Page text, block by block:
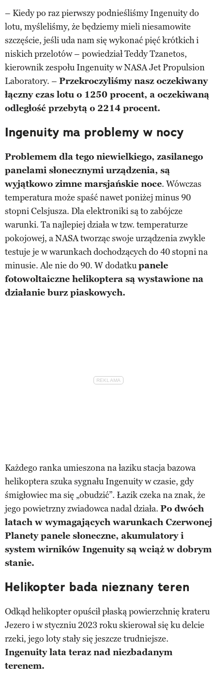
– Kiedy po raz pierwszy podnieśliśmy Ingenuity do
lotu, myśleliśmy, że będziemy mieli niesamowite
szczęście, jeśli uda nam się wykonać pięć krótkich i
niskich przelotów – powiedział Teddy Tzanetos,
kierownik zespołu Ingenuity w NASA Jet Propulsion
Laboratory. – Przekroczyliśmy nasz oczekiwany
łączny czas lotu o 1250 procent, a oczekiwaną
odległość przebytą o 2214 procent.
Ingenuity ma problemy w nocy
Problemem dla tego niewielkiego, zasilanego
panelami słonecznymi urządzenia, są
wyjątkowo zimne marsjańskie noce. Wówczas
temperatura może spaść nawet poniżej minus 90
stopni Celsjusza. Dla elektroniki są to zabójcze
warunki. Ta najlepiej działa w tzw. temperaturze
pokojowej, a NASA tworząc swoje urządzenia zwykle
testuje je w warunkach dochodzących do 40 stopni na
minusie. Ale nie do 90. W dodatkupanele
fotowoltaiczne helikoptera są wystawione na
działanie burz piaskowych.
Każdego ranka umieszona na łaziku stacja bazowa
helikoptera szuka sygnału Ingenuity w czasie, gdy
śmigłowiec ma się „obudzić”. Łazik czeka na znak, że
jego powietrzny zwiadowca nadal działa. Po dwóch
latach w wymagających warunkach Czerwonej
Planety panele słoneczne, akumulatory i
system wirników Ingenuity są wciąż w dobrym
stanie.
Helikopter bada nieznany teren
Odkąd helikopter opuścił płaską powierzchnię krateru
Jezero i w styczniu 2023 roku skierował się ku delcie
rzeki, jego loty stały się jeszcze trudniejsze.
Ingenuity lata teraz nad niezbadanym
terenem.